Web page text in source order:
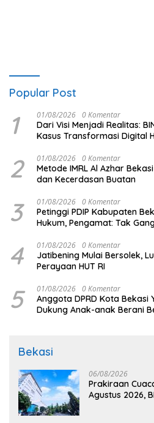
Popular Post
1 01/08/2026 0 Komentar
Dari Visi Menjadi Realitas:
Kasus Transformasi Digital
2 01/08/2026 0 Komentar
Metode IMRL Al Azhar
dan Kecerdasan Buatan
3 01/08/2026 0 Komentar
Petinggi PDIP Kabupaten
Hukum, Pengamat: Tak
4 01/08/2026 0 Komentar
Jatibening Mulai Bersolek,
Perayaan HUT RI
5 01/08/2026 0 Komentar
Anggota DPRD Kota Bekasi
Dukung Anak-anak Berani
Bekasi
06/08/2026
Prakiraan
Agustus 2026,